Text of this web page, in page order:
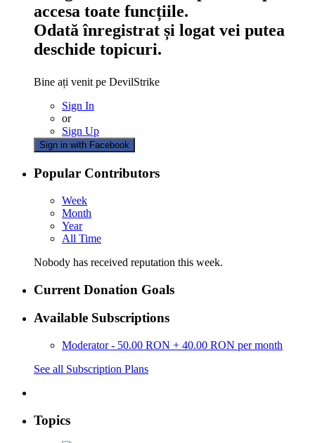
accesa toate funcțiile.
Odată înregistrat și logat vei putea
deschide topicuri.
Bine ați venit pe DevilStrike
Sign In
or
Sign Up
Sign in with Facebook
Popular Contributors
Week
Month
Year
All Time
Nobody has received reputation this week.
Current Donation Goals
Available Subscriptions
Moderator - 50.00 RON + 40.00 RON per month
See all Subscription Plans
Topics